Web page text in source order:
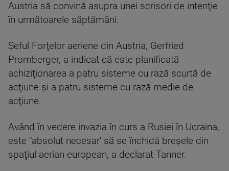
Austria să convină asupra unei scrisori de intenţie
în următoarele săptămâni.
Şeful Forţelor aeriene din Austria, Gerfried
Promberger, a indicat că este planificată
achiziţionarea a patru sisteme cu rază scurtă de
acţiune şi a patru sisteme cu rază medie de
acţiune.
Având în vedere invazia în curs a Rusiei în Ucraina,
este "absolut necesar' să se închidă breşele din
spaţiul aerian european, a declarat Tanner.